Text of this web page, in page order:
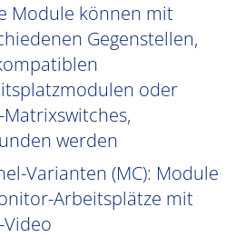
Module können mit
Gegenstellen,
oder
Matrixswitches,
werden
Varianten (MC): Module
Arbeitsplätze mit